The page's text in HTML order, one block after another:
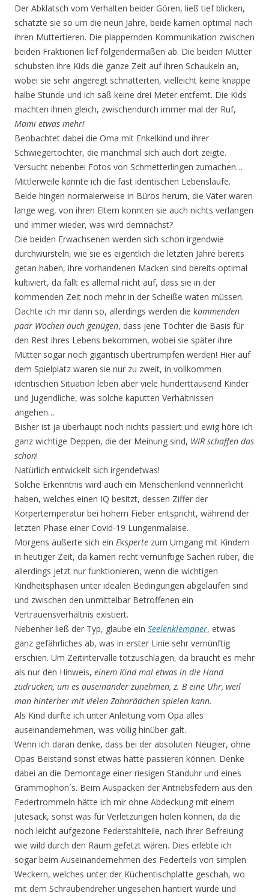
Der Abklatsch vom Verhalten beider Gören, ließ tief blicken,
schätzte sie so um die neun Jahre, beide kamen optimal nach
ihren Muttertieren. Die plappernden Kommunikation zwischen
beiden Fraktionen lief folgendermaßen ab. Die beiden Mütter
schubsten ihre Kids die ganze Zeit auf ihren Schaukeln an,
wobei sie sehr angeregt schnatterten, vielleicht keine knappe
halbe Stunde und ich saß keine drei Meter entfernt. Die Kids
machten ihnen gleich, zwischendurch immer mal der Ruf,
Mami etwas mehr!
Beobachtet dabei die Oma mit Enkelkind und ihrer
Schwiegertochter, die manchmal sich auch dort zeigte.
Versucht nebenbei Fotos von Schmetterlingen zumachen…
Mittlerweile kannte ich die fast identischen Lebensläufe.
Beide hingen normalerweise in Büros herum, die Väter waren
lange weg, von ihren Eltern konnten sie auch nichts verlangen
und immer wieder, was wird demnächst?
Die beiden Erwachsenen werden sich schon irgendwie
durchwursteln, wie sie es eigentlich die letzten Jahre bereits
getan haben, ihre vorhandenen Macken sind bereits optimal
kultiviert, da fällt es allemal nicht auf, dass sie in der
kommenden Zeit noch mehr in der Scheiße waten müssen.
Dachte ich mir dann so, allerdings werden die kommenden
paar Wochen auch genügen, dass jene Töchter die Basis für
den Rest ihres Lebens bekommen, wobei sie später ihre
Mütter sogar noch gigantisch übertrumpfen werden! Hier auf
dem Spielplatz waren sie nur zu zweit, in vollkommen
identischen Situation leben aber viele hunderttausend Kinder
und Jugendliche, was solche kaputten Verhältnissen
angehen…
Bisher ist ja überhaupt noch nichts passiert und ewig höre ich
ganz wichtige Deppen, die der Meinung sind, WIR schaffen das
schon!
Natürlich entwickelt sich irgendetwas!
Solche Erkenntnis wird auch ein Menschenkind verinnerlicht
haben, welches einen IQ besitzt, dessen Ziffer der
Körpertemperatur bei hohem Fieber entspricht, während der
letzten Phase einer Covid-19 Lungenmalaise.
Morgens äußerte sich ein Eksperte zum Umgang mit Kindern
in heutiger Zeit, da kamen recht vernünftige Sachen rüber, die
allerdings jetzt nur funktionieren, wenn die wichtigen
Kindheitsphasen unter idealen Bedingungen abgelaufen sind
und zwischen den unmittelbar Betroffenen ein
Vertrauensverhältnis existiert.
Nebenher ließ der Typ, glaube ein Seelenklempner, etwas
ganz gefährliches ab, was in erster Linie sehr vernünftig
erschien. Um Zeitintervalle totzuschlagen, da braucht es mehr
als nur den Hinweis, einem Kind mal etwas in die Hand
zudrücken, um es auseinander zunehmen, z. B eine Uhr, weil
man hinterher mit vielen Zahnrädchen spielen kann.
Als Kind durfte ich unter Anleitung vom Opa alles
auseinandernehmen, was völlig hinüber galt.
Wenn ich daran denke, dass bei der absoluten Neugier, ohne
Opas Beistand sonst etwas hätte passieren können. Denke
dabei an die Demontage einer riesigen Standuhr und eines
Grammophon´s. Beim Auspacken der Antriebsfedern aus den
Federtrommeln hätte ich mir ohne Abdeckung mit einem
Jutesack, sonst was für Verletzungen holen können, da die
noch leicht aufgezone Federstahlteile, nach ihrer Befreiung
wie wild durch den Raum gefetzt wären. Dies erlebte ich
sogar beim Auseinandernehmen des Federteils von simplen
Weckern, welches unter der Küchentischplatte geschah, wo
mit dem Schraubendreher ungesehen hantiert wurde und